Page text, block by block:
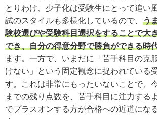
とりわけ、少子化は受験生にとって追い
試のスタイルも多様化しているので、 う
験校選びや受験科目選択をすることで大
でき、自分の得意分野で勝負ができる時
ます。一方で、いまだに「苦手科目の克
けない」という固定観念に捉われている
す。これは非常にもったいないことで、
までの残り点数を、苦手科目に注力する
でプラスオンする方が合格への近道にな